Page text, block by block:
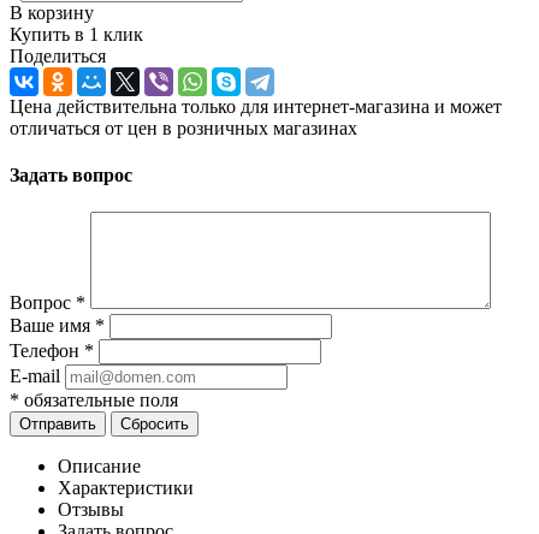
В корзину
Купить в 1 клик
Поделиться
Цена действительна только для интернет-магазина и может
отличаться от цен в розничных магазинах
Задать вопрос
Вопрос *
Ваше имя *
Телефон *
E-mail
* обязательные поля
Отправить Сбросить
Описание
Характеристики
Отзывы